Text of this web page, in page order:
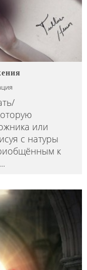
или
с натуры
к
...